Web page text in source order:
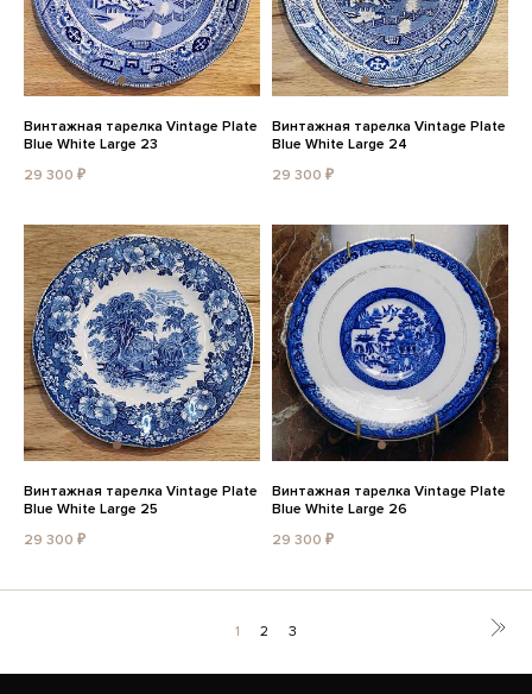
Винтажная тарелка Vintage Plate
Blue White Large 23
29 300 ₽
Винтажная тарелка Vintage Plate
Blue White Large 24
29 300 ₽
Винтажная тарелка Vintage Plate
Blue White Large 25
29 300 ₽
Винтажная тарелка Vintage Plate
Blue White Large 26
29 300 ₽
1 2 3